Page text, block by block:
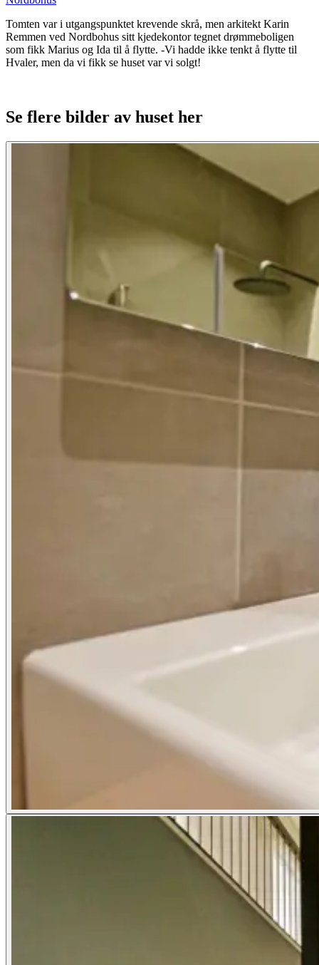
Tomten var i utgangspunktet krevende skrå, men arkitekt Karin
Remmen ved Nordbohus sitt kjedekontor tegnet drømmeboligen
som fikk Marius og Ida til å flytte. -Vi hadde ikke tenkt å flytte til
Hvaler, men da vi fikk se huset var vi solgt!
Se flere bilder av huset her